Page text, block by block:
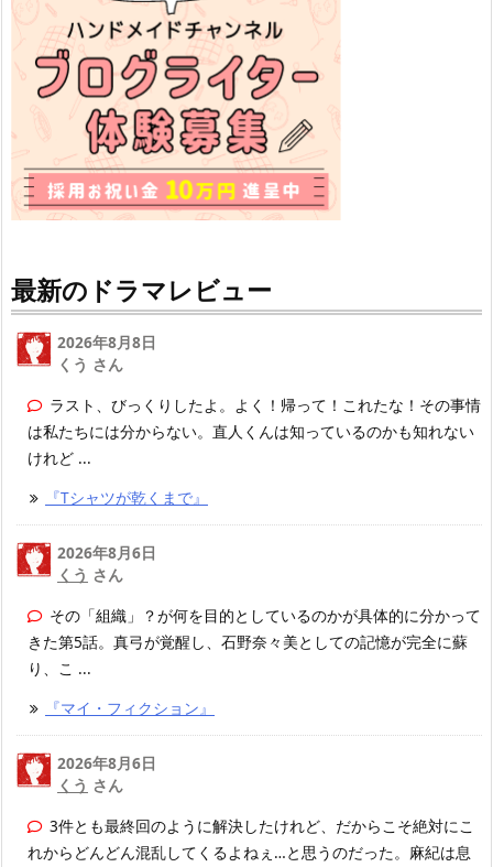
最新のドラマレビュー
2026年8月8日
くう さん
ラスト、びっくりしたよ。よく！帰って！これたな！その事情
は私たちには分からない。直人くんは知っているのかも知れない
けれど ...
『Tシャツが乾くまで』
2026年8月6日
くう さん
その「組織」？が何を目的としているのかが具体的に分かって
きた第5話。真弓が覚醒し、石野奈々美としての記憶が完全に蘇
り、こ ...
『マイ・フィクション』
2026年8月6日
くう さん
3件とも最終回のように解決したけれど、だからこそ絶対にこ
れからどんどん混乱してくるよねぇ…と思うのだった。麻紀は息